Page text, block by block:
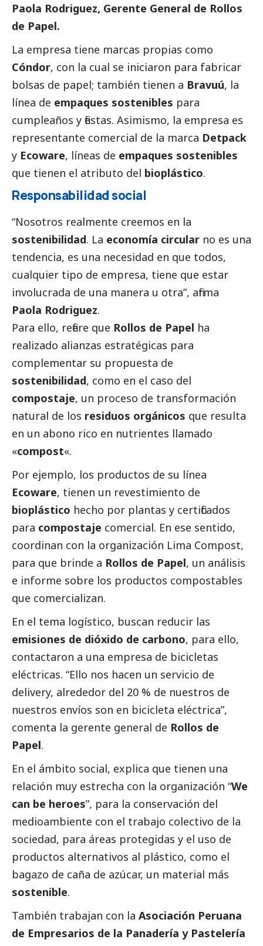
Paola Rodriguez, Gerente General de Rollos
de Papel.
La empresa tiene marcas propias como
Cóndor, con la cual se iniciaron para fabricar
bolsas de papel; también tienen a Bravuú, la
línea de empaques sostenibles para
cumpleaños y fiestas. Asimismo, la empresa es
representante comercial de la marca Detpack
y Ecoware, líneas de empaques sostenibles
que tienen el atributo del bioplástico.
Responsabilidadsocial
“Nosotros realmente creemos en la
sostenibilidad. La economía circular no es una
tendencia, es una necesidad en que todos,
cualquier tipo de empresa, tiene que estar
involucrada de una manera u otra”, afirma
Paola Rodriguez.
Para ello, refiere que Rollos de Papel ha
realizado alianzas estratégicas para
complementar su propuesta de
sostenibilidad, como en el caso del
compostaje, un proceso de transformación
natural de los residuos orgánicos que resulta
en un abono rico en nutrientes llamado
«compost«.
Por ejemplo, los productos de su línea
Ecoware, tienen un revestimiento de
bioplástico hecho por plantas y certificados
para compostaje comercial. En ese sentido,
coordinan con la organización Lima Compost,
para que brinde a Rollos de Papel, un análisis
e informe sobre los productos compostables
que comercializan.
En el tema logístico, buscan reducir las
emisiones de dióxido de carbono, para ello,
contactaron a una empresa de bicicletas
eléctricas. “Ello nos hacen un servicio de
delivery, alrededor del 20 % de nuestros de
nuestros envíos son en bicicleta eléctrica”,
comenta la gerente general de Rollos de
Papel.
En el ámbito social, explica que tienen una
relación muy estrecha con la organización “We
can be heroes”, para la conservación del
medioambiente con el trabajo colectivo de la
sociedad, para áreas protegidas y el uso de
productos alternativos al plástico, como el
bagazo de caña de azúcar, un material más
sostenible.
También trabajan con la Asociación Peruana
de Empresarios de la Panadería y Pastelería